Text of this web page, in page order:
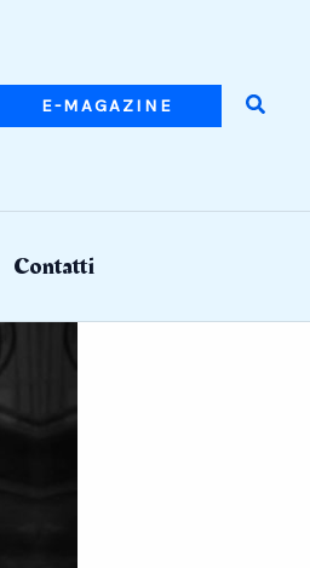
E-MAGAZINE
Contatti